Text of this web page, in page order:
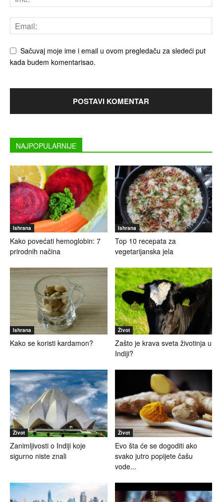
Sačuvaj moje ime i email u ovom pregledaču za sledeći put
kada budem komentarisao.
NAJPOPULARNIJE
Ishrana
Kako povećati hemoglobin: 7
prirodnih načina
Ishrana
Top 10 recepata za
vegetarijanska jela
Ishrana
Kako se koristi kardamon?
Život
Zašto je krava sveta životinja u
Indiji?
Život
Zanimljivosti o Indiji koje
sigurno niste znali
Život
Evo šta će se dogoditi ako
svako jutro popijete čašu
vode...